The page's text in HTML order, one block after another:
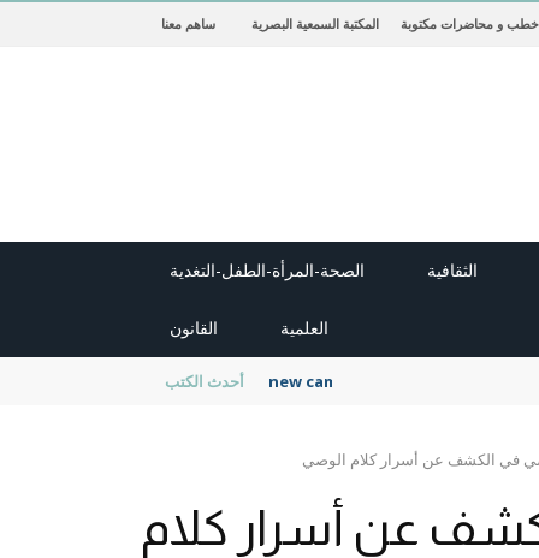
خطب و محاضرات مكتوبة المكتبة السمعية البصرية ساهم معنا
الثقافية الصحة-المرأة-الطفل-التغدية
العلمية القانون
أحدث الكتب new cambridge history of islam
في الكشف عن أسرار كلام الوصي
عن أسرار كلام